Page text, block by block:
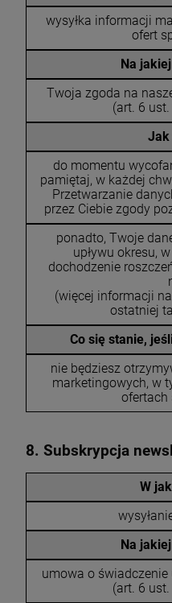
wysyłka informacji
ofert
Na
Twoja zgoda na
(art. 6 ust.
Jak
do momentu
pamiętaj, w każdej
Przetwarzanie
przez Ciebie zgody
ponadto, Twoje
upływu okresu,
dochodzenie
(więcej informacji
ostatniej
Co się stanie,
nie będziesz
marketingowych, w
ofertach
8. Subskrypcja
W
Na
umowa o świadczenie
(art. 6 ust.